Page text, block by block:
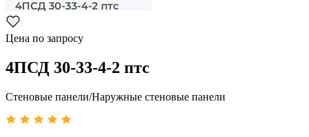
Цена по запросу
4ПСД 30-33-4-2 птс
Стеновые панели/Наружные стеновые панели